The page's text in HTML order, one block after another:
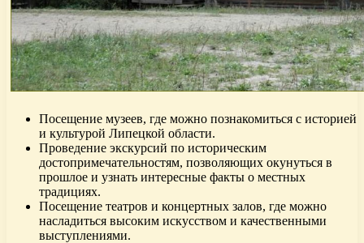
Посещение музеев, где можно познакомиться с историей
и культурой Липецкой области.
Проведение экскурсий по историческим
достопримечательностям, позволяющих окунуться в
прошлое и узнать интересные факты о местных
традициях.
Посещение театров и концертных залов, где можно
насладиться высоким искусством и качественными
выступлениями.